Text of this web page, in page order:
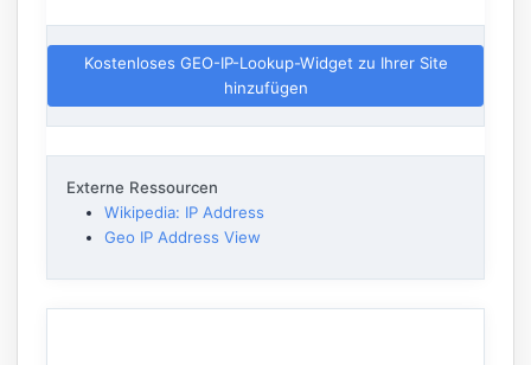
Kostenloses GEO-IP-Lookup-Widget zu Ihrer Site
hinzufügen
Externe Ressourcen
Wikipedia: IP Address
Geo IP Address View